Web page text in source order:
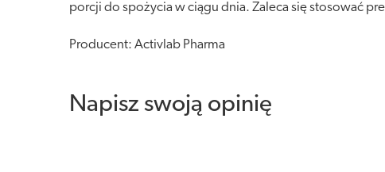
porcji do spożycia w ciągu dnia. Zaleca się stosować
Producent: Activlab Pharma
Napisz swoją opinię